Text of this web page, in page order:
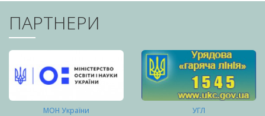
ПАРТНЕРИ
МОН України УГЛ